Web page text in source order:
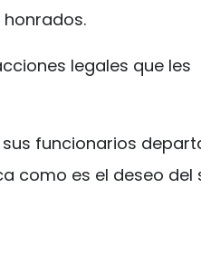
legales que les
funcionarios
como es el deseo del